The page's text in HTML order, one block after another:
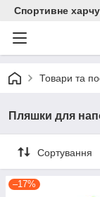
Спортивне
Товари та
Пляшки для
Сортування
–17%